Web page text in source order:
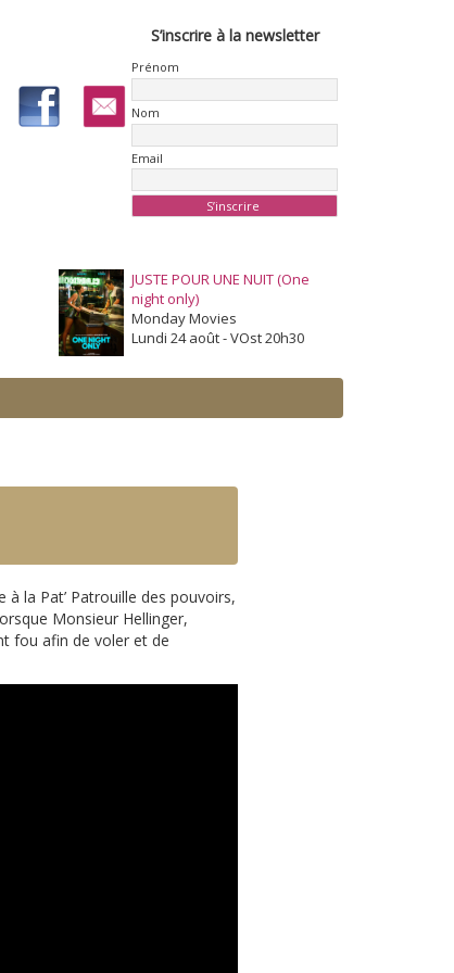
S’inscrire à la newsletter
Prénom
Nom
Email
JUSTE POUR UNE NUIT (One
night only)
Monday Movies
Lundi 24 août - VOst 20h30
à la Pat’ Patrouille des pouvoirs,
Monsieur Hellinger,
fou afin de voler et de